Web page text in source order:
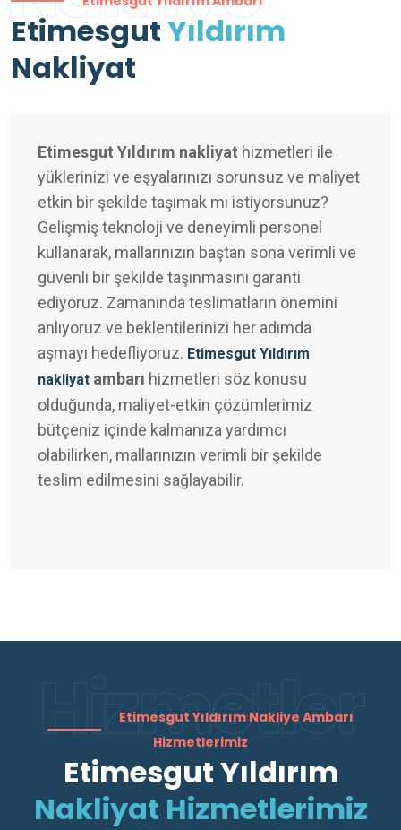
EtimesgutYıldırım
Nakliyat
Etimesgut Yıldırım nakliyat hizmetleri ile
yüklerinizi ve eşyalarınızı sorunsuz ve maliyet
etkin bir şekilde taşımak mı istiyorsunuz?
Gelişmiş teknoloji ve deneyimli personel
kullanarak, mallarınızın baştan sona verimli ve
güvenli bir şekilde taşınmasını garanti
ediyoruz. Zamanında teslimatların önemini
anlıyoruz ve beklentilerinizi her adımda
aşmayı hedefliyoruz. Etimesgut Yıldırım
nakliyat ambarı hizmetleri söz konusu
olduğunda, maliyet-etkin çözümlerimiz
bütçeniz içinde kalmanıza yardımcı
olabilirken, mallarınızın verimli bir şekilde
teslim edilmesini sağlayabilir.
Hizmetler
Etimesgut Yıldırım Nakliye Ambarı
Hizmetlerimiz
Etimesgut Yıldırım
Nakliyat Hizmetlerimiz